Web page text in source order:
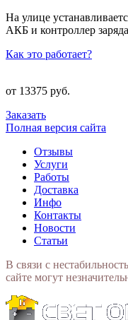
На улице
АКБ и контроллер
Как это работает?
от 13375 руб.
Заказать
Полная версия сайта
Отзывы
Услуги
Работы
Доставка
Инфо
Контакты
Новости
Статьи
В связи с
сайте могут